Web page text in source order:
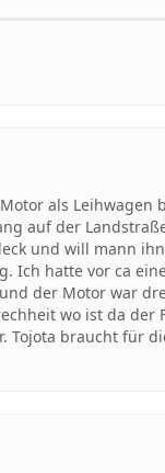
als
auf der
und will mann
hatte vor ca
der Motor war
wo ist da
Tojota braucht für